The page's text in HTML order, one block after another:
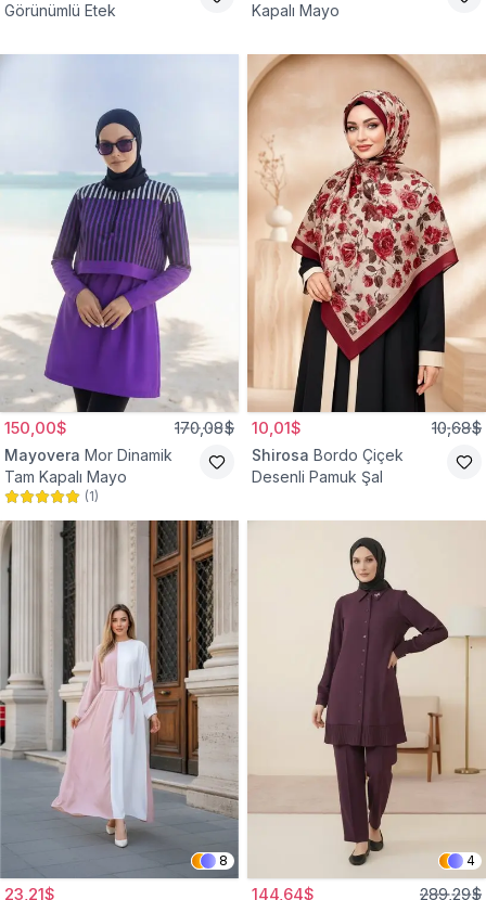
Görünümlü Etek
Kapalı Mayo
150,00$ 170,08$
Mayovera Mor Dinamik
Tam Kapalı Mayo
(1)
10,01$ 10,68$
Shirosa Bordo Çiçek
Desenli Pamuk Şal
8
23,21$
4
144,64$ 289,29$